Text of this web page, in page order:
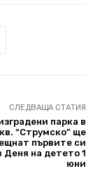
СЛЕДВАЩА СТАТИЯ
парка в
кв. “Струмско” ще
първите си
Деня на детето 1
юни